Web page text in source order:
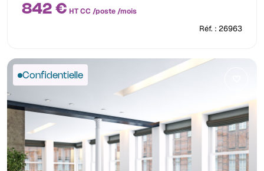
842 € HT CC /poste /mois
Réf. : 26963
Confidentielle